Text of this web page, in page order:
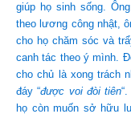
giúp họ sinh sống.
theo lương công nhật,
cho họ chăm sóc và
canh tác theo ý mình.
cho chủ là xong trách
đáy “được voi đòi tiên
họ còn muốn sở hữu